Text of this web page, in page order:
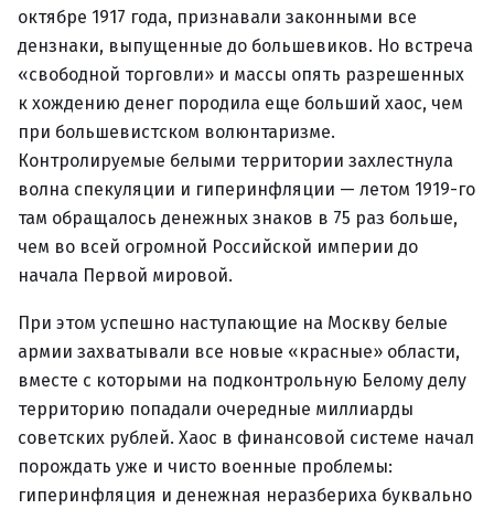
октябре 1917 года, признавали законными все
дензнаки, выпущенные до большевиков. Но встреча
«свободной торговли» и массы опять разрешенных
к хождению денег породила еще больший хаос, чем
при большевистском волюнтаризме.
Контролируемые белыми территории захлестнула
волна спекуляции и гиперинфляции — летом 1919-го
там обращалось денежных знаков в 75 раз больше,
чем во всей огромной Российской империи до
начала Первой мировой.
При этом успешно наступающие на Москву белые
армии захватывали все новые «красные» области,
вместе с которыми на подконтрольную Белому делу
территорию попадали очередные миллиарды
советских рублей. Хаос в финансовой системе начал
порождать уже и чисто военные проблемы:
гиперинфляция и денежная неразбериха буквально